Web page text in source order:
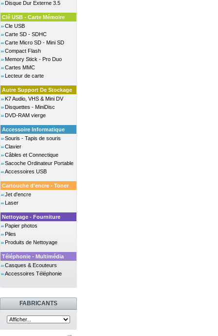
Disque Dur Externe 3.5
Clé USB - Carte Mémoire
Cle USB
Carte SD - SDHC
Carte Micro SD - Mini SD
Compact Flash
Memory Stick - Pro Duo
Cartes MMC
Lecteur de carte
Autre Support De Stockage
K7 Audio, VHS & Mini DV
Disquettes - MiniDisc
DVD-RAM vierge
Accessoire Informatique
Souris - Tapis de souris
Clavier
Câbles et Connectique
Sacoche Ordinateur Portable
Accessoires USB
Cartouche d'encre - Toner
Jet d'encre
Laser
Nettoyage - Fourniture
Papier photos
Piles
Produits de Nettoyage
Téléphonie - Multimédia
Casques & Ecouteurs
Accessoires Téléphonie
FABRICANTS